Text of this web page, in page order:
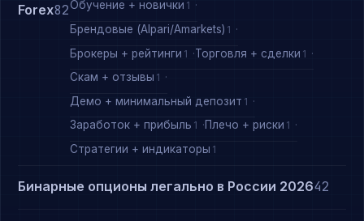
Forex82Обучение + новички 1
Брендовые (Alpari/Amarkets) 1
Брокеры + рейтинги 1 Торговля + сделки 1
Скам + отзывы 1
Демо + минимальный депозит 1
Заработок + прибыль 1 Плечо + риски 1
Стратегии + индикаторы 1
Бинарные опционы легально в России 202642